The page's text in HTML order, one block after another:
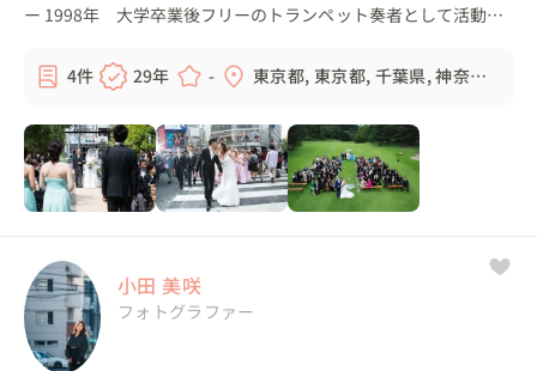
ー 1998年 大学卒業後フリーのトランペット奏者として活動。
ディングの仕事に魅せられ...
4件 29年 -
東京都, 東京都, 千葉県, 神奈川
小田 美咲
フォトグラファー